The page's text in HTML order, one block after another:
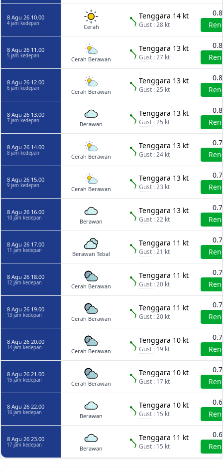
8 Agu 26 10.00
4 jam kedepan Cerah
Tenggara 14 kt
Gust : 28 kt
8 Agu 26 11.00
5 jam kedepan Cerah Berawan
Tenggara 13 kt
Gust : 27 kt
8 Agu 26 12.00
6 jam kedepan Cerah Berawan
Tenggara 13 kt
Gust : 25 kt
8 Agu 26 13.00
7 jam kedepan Berawan
Tenggara 13 kt
Gust : 25 kt
8 Agu 26 14.00
8 jam kedepan Cerah Berawan
Tenggara 13 kt
Gust : 24 kt
8 Agu 26 15.00
9 jam kedepan Cerah Berawan
Tenggara 13 kt
Gust : 23 kt
8 Agu 26 16.00
10 jam kedepan Berawan
Tenggara 13 kt
Gust : 22 kt
8 Agu 26 17.00
11 jam kedepan Berawan Tebal
Tenggara 11 kt
Gust : 21 kt
8 Agu 26 18.00
12 jam kedepan Cerah Berawan
Tenggara 11 kt
Gust : 20 kt
8 Agu 26 19.00
13 jam kedepan Cerah Berawan
Tenggara 11 kt
Gust : 20 kt
8 Agu 26 20.00
14 jam kedepan Cerah Berawan
Tenggara 10 kt
Gust : 19 kt
8 Agu 26 21.00
15 jam kedepan Cerah Berawan
Tenggara 10 kt
Gust : 17 kt
8 Agu 26 22.00
16 jam kedepan Berawan
Tenggara 10 kt
Gust : 15 kt
8 Agu 26 23.00
17 jam kedepan Berawan
Tenggara 11 kt
Gust : 15 kt